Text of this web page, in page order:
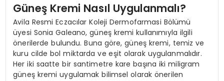
Güneş Kremi Nasıl Uygulanmalı?
Avila Resmi Eczacılar Koleji Dermofarmasi Bölümü
üyesi Sonia Galeano, güneş kremi kullanımıyla ilgili
önerilerde bulundu. Buna göre, güneş kremi, temiz ve
kuru cilde bol miktarda ve eşit olarak uygulanmalıdır.
Her iki saatte bir santimetre kare başına iki miligram
güneş kremi uygulamak bilimsel olarak önerilen